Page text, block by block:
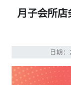
月子会所
日期